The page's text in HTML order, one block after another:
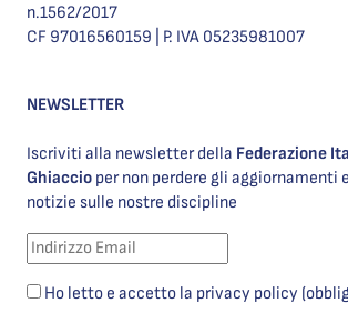
n.1562/2017
CF 97016560159 | P. IVA 05235981007
NEWSLETTER
Iscriviti alla newsletter della Federazione
Ghiaccio per non perdere gli aggiornamenti
notizie sulle nostre discipline
Ho letto e accetto la privacy policy